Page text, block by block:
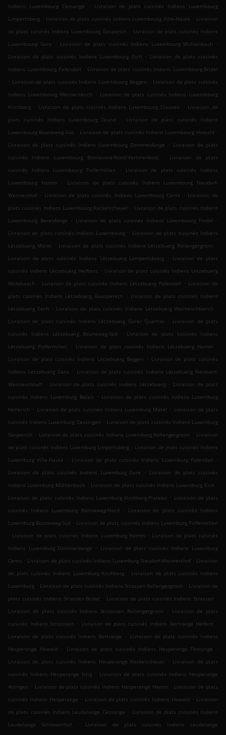
Indiens Luxembourg Cessange .
Livraison de plats cuisinés Indiens Luxembourg
Limpertsberg . Livraison de plats cuisinés Indiens Luxembourg Ville-Haute . Livraison
de plats cuisinés Indiens Luxembourg Gasperich . Livraison de plats cuisinés Indiens
Luxembourg Gare
. Livraison de plats cuisinés Indiens Luxembourg Muhlenbach
.
Livraison de plats cuisinés Indiens Luxembourg Eich
. Livraison de plats cuisinés
Indiens Luxembourg Pafendall . Livraison de plats cuisinés Indiens Luxembourg Bridel
. Livraison de plats cuisinés Indiens Luxembourg Beggen . Livraison de plats cuisinés
Indiens Luxembourg Weimerskirch
. Livraison de plats cuisinés Indiens Luxembourg
Kirchberg . Livraison de plats cuisinés Indiens Luxembourg Clausen . Livraison de
plats cuisinés Indiens Luxembourg Grund
.
Livraison de plats cuisinés Indiens
Luxembourg Bouneweg-Süd . Livraison de plats cuisinés Indiens Luxembourg Howald .
Livraison de plats cuisinés Indiens Luxembourg Dommeldange
. Livraison de plats
cuisinés Indiens Luxembourg Bonnevoie-Nord-Verlorenkost
.
Livraison de plats
cuisinés Indiens Luxembourg Polfermillen
.
Livraison de plats cuisinés Indiens
Luxembourg Hamm
.
Livraison de plats cuisinés Indiens Luxembourg Neudorf-
Weimershof . Livraison de plats cuisinés Indiens Luxembourg Cents . Livraison de
plats cuisinés Indiens Luxembourg Kockelscheuer . Livraison de plats cuisinés Indiens
Luxembourg Bereldange
. Livraison de plats cuisinés Indiens Luxembourg Findel
.
Livraison de plats cuisinés Indiens Luxembourg . Livraison de plats cuisinés Indiens
Lëtzebuerg Märel
. Livraison de plats cuisinés Indiens Lëtzebuerg Rollengergronn
.
Livraison de plats cuisinés Indiens Lëtzebuerg Lampertsbierg
. Livraison de plats
cuisinés Indiens Lëtzebuerg Helftent . Livraison de plats cuisinés Indiens Lëtzebuerg
Millebaach . Livraison de plats cuisinés Indiens Lëtzebuerg Pafendall . Livraison de
plats cuisinés Indiens Lëtzebuerg Gaasperech
. Livraison de plats cuisinés Indiens
Lëtzebuerg Eech . Livraison de plats cuisinés Indiens Lëtzebuerg Weimeschkierch
.
Livraison de plats cuisinés Indiens Lëtzebuerg Garer Quartier . Livraison de plats
cuisinés Indiens Lëtzebuerg Bouneweg-Süd
. Livraison de plats cuisinés Indiens
Lëtzebuerg Polfermillen
. Livraison de plats cuisinés Indiens Lëtzebuerg Hamm
.
Livraison de plats cuisinés Indiens Lëtzebuerg Beggen
. Livraison de plats cuisinés
Indiens Lëtzebuerg Zens
. Livraison de plats cuisinés Indiens Lëtzebuerg Neiduerf-
Weimeschhaff . Livraison de plats cuisinés Indiens Lëtzebuerg . Livraison de plats
cuisinés Indiens Luxemburg Belair . Livraison de plats cuisinés Indiens Luxemburg
Hollerich . Livraison de plats cuisinés Indiens Luxemburg Märel . Livraison de plats
cuisinés Indiens Luxemburg Zessingen . Livraison de plats cuisinés Indiens Luxemburg
Gasperich . Livraison de plats cuisinés Indiens Luxemburg Rollengergronn . Livraison
de plats cuisinés Indiens Luxemburg Limpertsberg . Livraison de plats cuisinés Indiens
Luxemburg Ville-Haute
. Livraison de plats cuisinés Indiens Luxemburg Pafendall
.
Livraison de plats cuisinés Indiens Luxemburg Gare
. Livraison de plats cuisinés
Indiens Luxemburg Mühlenbach . Livraison de plats cuisinés Indiens Luxemburg Eich .
Livraison de plats cuisinés Indiens Luxemburg Kirchberg-Plateau . Livraison de plats
cuisinés Indiens Luxemburg Bonneweg-Nord
. Livraison de plats cuisinés Indiens
Luxemburg Bouneweg-Süd . Livraison de plats cuisinés Indiens Luxemburg Polfermillen
. Livraison de plats cuisinés Indiens Luxemburg Hamm . Livraison de plats cuisinés
Indiens Luxemburg Dommeldange
. Livraison de plats cuisinés Indiens Luxemburg
Cents . Livraison de plats cuisinés Indiens Luxemburg Neudorf-Weimershof . Livraison
de plats cuisinés Indiens Luxemburg Kirchberg . Livraison de plats cuisinés Indiens
Luxemburg . Livraison de plats cuisinés Indiens Strassen Rollengergronn . Livraison de
plats cuisinés Indiens Strassen Bridel . Livraison de plats cuisinés Indiens Strassen .
Livraison de plats cuisinés Indiens Stroossen Rollengergronn
. Livraison de plats
cuisinés Indiens Stroossen
. Livraison de plats cuisinés Indiens Bertrange Helfent
.
Livraison de plats cuisinés Indiens Bertrange
. Livraison de plats cuisinés Indiens
Hesperange Howald
. Livraison de plats cuisinés Indiens Hesperange Fentange
.
Livraison de plats cuisinés Indiens Hesperange Kockelscheuer . Livraison de plats
cuisinés Indiens Hesperange Itzig . Livraison de plats cuisinés Indiens Hesperange
Alzingen . Livraison de plats cuisinés Indiens Hesperange Hamm . Livraison de plats
cuisinés Indiens Hesperange . Livraison de plats cuisinés Indiens Howald . Livraison
de plats cuisinés Indiens Leudelange Cessange . Livraison de plats cuisinés Indiens
Leudelange Schlewenhof
.
Livraison de plats cuisinés Indiens Leudelange